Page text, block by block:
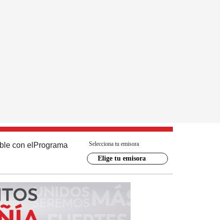
con el Programa Selecciona tu emisora
Elige tu emisora